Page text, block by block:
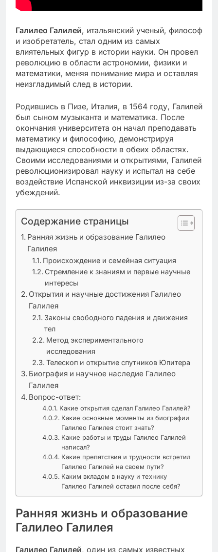
Галилео Галилей, итальянский ученый, философ
и изобретатель, стал одним из самых
влиятельных фигур в истории науки. Он провел
революцию в области астрономии, физики и
математики, меняя понимание мира и оставляя
неизгладимый след в истории.
Родившись в Пизе, Италия, в 1564 году, Галилей
был сыном музыканта и математика. После
окончания университета он начал преподавать
математику и философию, демонстрируя
выдающиеся способности в обеих областях.
Своими исследованиями и открытиями, Галилей
революционизировал науку и испытал на себе
воздействие Испанской инквизиции из-за своих
убеждений.
Содержание страницы
Ранняя жизнь и образование Галилео
Галилея
Происхождение и семейная ситуация
Стремление к знаниям и первые научные
интересы
Открытия и научные достижения Галилео
Галилея
Законы свободного падения и движения
тел
Метод экспериментального
исследования
Телескоп и открытие спутников Юпитера
Биография и научное наследие Галилео
Галилея
Вопрос-ответ:
Какие открытия сделал Галилео Галилей?
Какие основные моменты из биографии
Галилео Галилея стоит знать?
Какие работы и труды Галилео Галилей
написал?
Какие препятствия и трудности встретил
Галилео Галилей на своем пути?
Каким вкладом в науку и технику
Галилео Галилей оставил после себя?
Ранняя жизнь и образование
Галилео Галилея
Галилео Галилей, один из самых известных